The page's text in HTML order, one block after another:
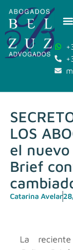
LOS
el
Brief
Catarina Avelar
La